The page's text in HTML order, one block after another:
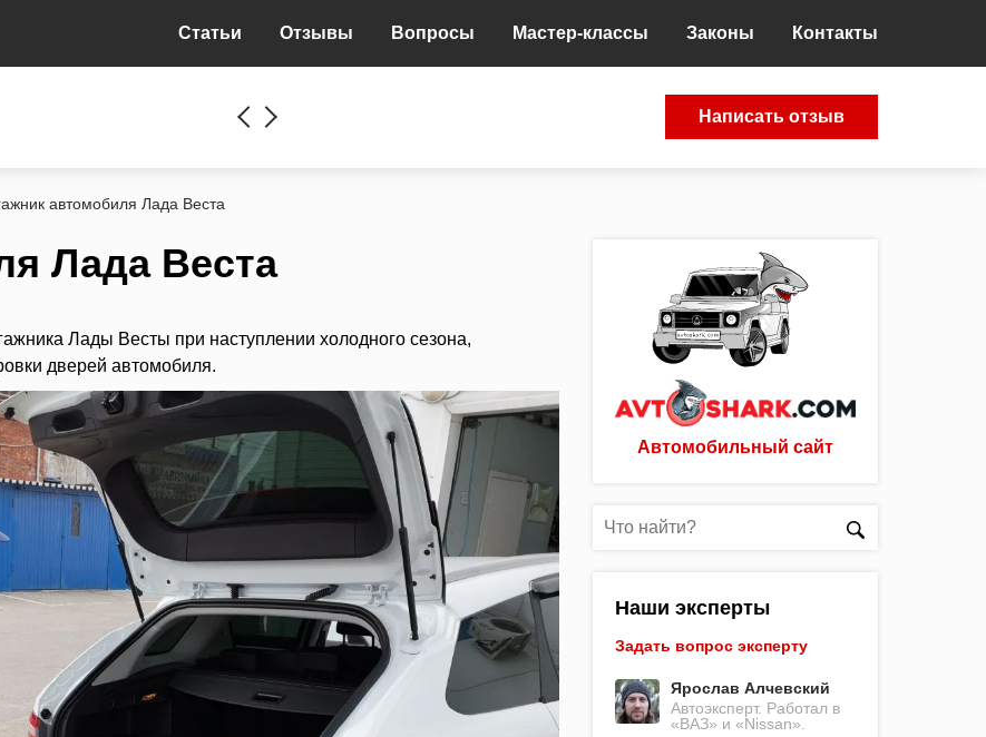
Статьи Отзывы Вопросы Мастер-классы Законы Контакты
Написать отзыв
автомобиля Лада Веста
Лада Веста
Лады Весты при наступлении холодного сезона,
дверей автомобиля.
Автомобильный сайт
Наши эксперты
Задать вопрос эксперту
Ярослав Алчевский
Автоэксперт. Работал в
«ВАЗ» и «Nissan».